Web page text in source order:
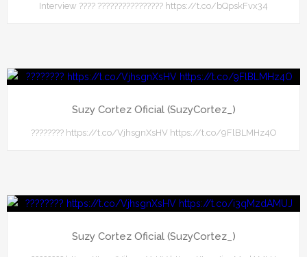
Interview ???? ???????????????? https://t.co/bQpskFvx34
Suzy Cortez Oficial (SuzyCortez_)
???????? https://t.co/VjhsgnXsHV https://t.co/9FlBLMHz4O
Suzy Cortez Oficial (SuzyCortez_)